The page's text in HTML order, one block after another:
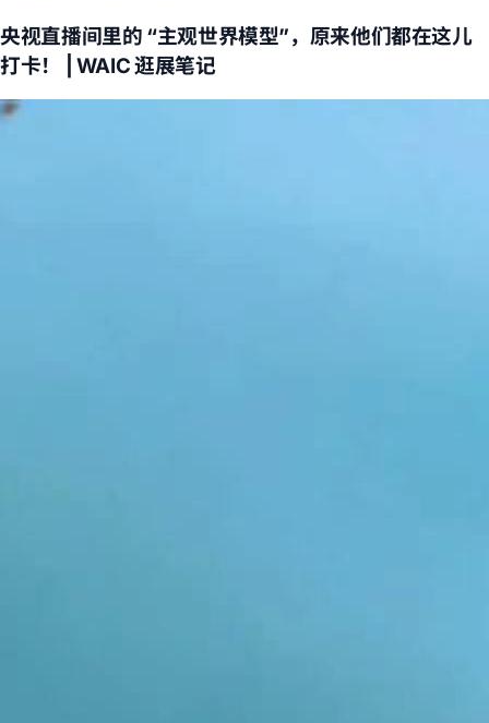
央视直播间里的 “主观世界模型”，原来他们都在这儿
打卡！ | WAIC 逛展笔记